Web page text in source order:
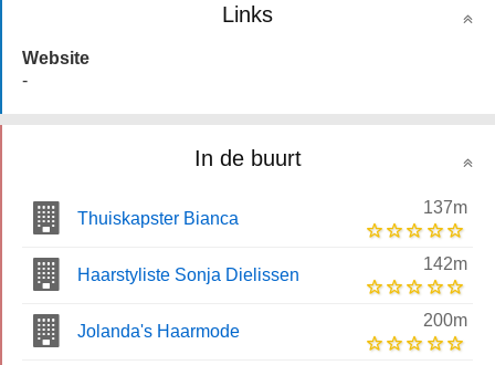
Links
Website
-
In de buurt
Thuiskapster Bianca
137m
Haarstyliste Sonja Dielissen
142m
Jolanda's Haarmode
200m